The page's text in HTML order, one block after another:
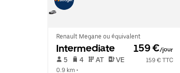
Renault Megane ou équivalent
Intermediate 159 €/jour
5 4 AT VE
159 € TTC
0.9 km •